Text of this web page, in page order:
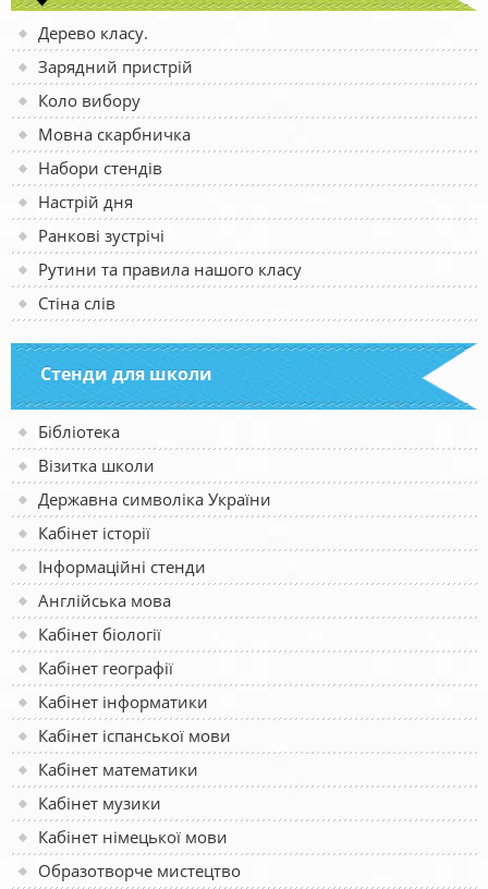
Дерево класу.
Зарядний пристрій
Коло вибору
Мовна скарбничка
Набори стендів
Настрій дня
Ранкові зустрічі
Рутини та правила нашого класу
Стіна слів
Стенди для школи
Бібліотека
Візитка школи
Державна символіка України
Кабінет історії
Інформаційні стенди
Англійська мова
Кабінет біології
Кабінет географії
Кабінет інформатики
Кабінет іспанської мови
Кабінет математики
Кабінет музики
Кабінет німецької мови
Образотворче мистецтво